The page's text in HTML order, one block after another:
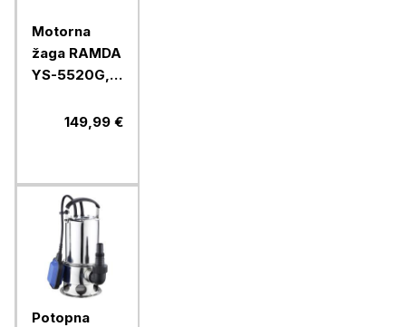
Motorna
žaga RAMDA
YS-5520G,
149,99 €
Potopna